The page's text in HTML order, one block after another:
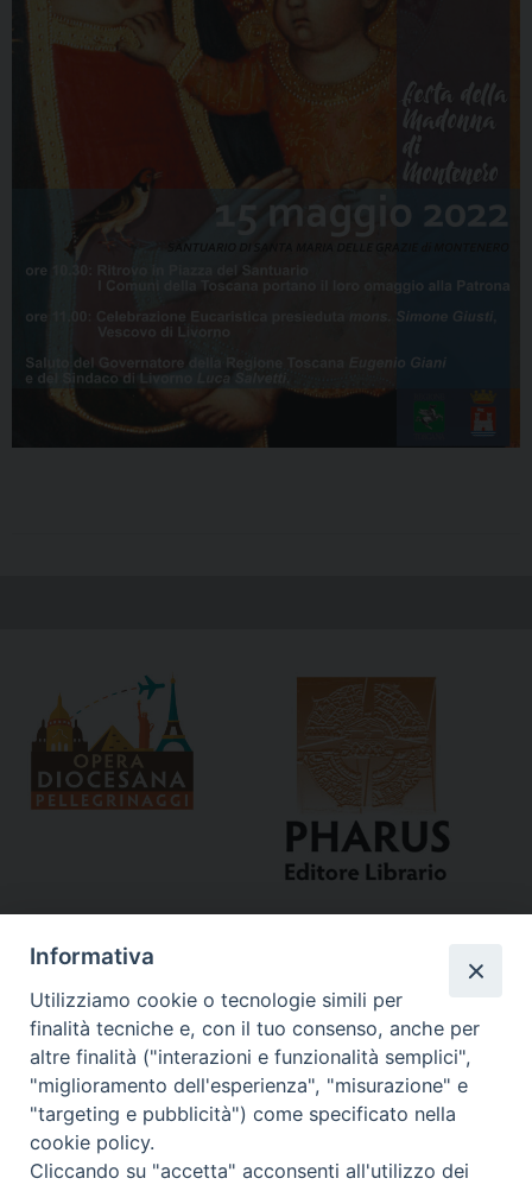
Curia
Via del Seminario, 61 - 57122 Livorno LI
Informativa
Utilizziamo cookie o tecnologie simili per
finalità tecniche e, con il tuo consenso, anche per
altre finalità ("interazioni e funzionalità semplici",
"miglioramento dell'esperienza", "misurazione" e
"targeting e pubblicità") come specificato nella
cookie policy.
Cliccando su "accetta" acconsenti all'utilizzo dei